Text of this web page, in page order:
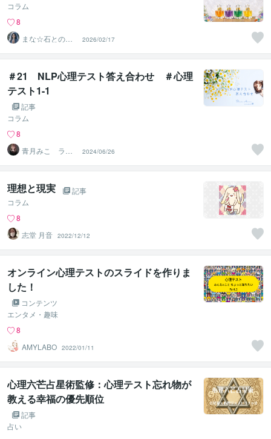
コラム
8
まな☆石との絆
を整える占い師
＆セラピスト
2026/02/17
＃21 NLP心理テスト答え合わせ ＃心理
テスト1-1
記事
コラム
8
青月みこ ライ
フクリエイター
2024/06/26
理想と現実
記事
コラム
8
志堂 月音 2022/12/12
オンライン心理テストのスライドを作りま
した！
コンテンツ
エンタメ・趣味
8
AMYLABO 2022/01/11
心理六芒占星術監修：心理テスト忘れ物が
教える幸福の優先順位
記事
占い